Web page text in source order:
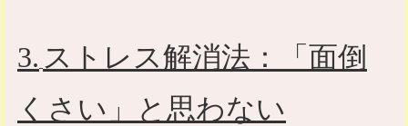
3. ストレス解消法：「面倒
くさい」と思わない